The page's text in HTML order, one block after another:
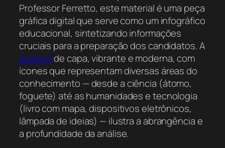
Professor Ferretto, este material é uma peça
gráfica digital que serve como um infográfico
educacional, sintetizando informações
cruciais para a preparação dos candidatos. A
imagemde capa, vibrante e moderna, com
ícones que representam diversas áreas do
conhecimento — desde a ciência (átomo,
foguete) até as humanidades e tecnologia
(livro com mapa, dispositivos eletrônicos,
lâmpada de ideias) — ilustra a abrangência e
a profundidade da análise.